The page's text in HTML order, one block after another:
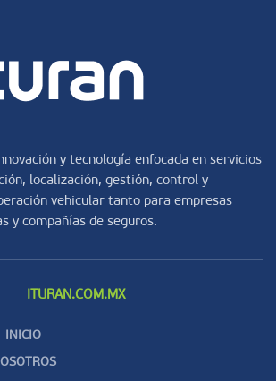
y tecnología enfocada en servicios
localización, gestión, control y
vehicular tanto para empresas
y compañías de seguros.
ITURAN.COM.MX
INICIO